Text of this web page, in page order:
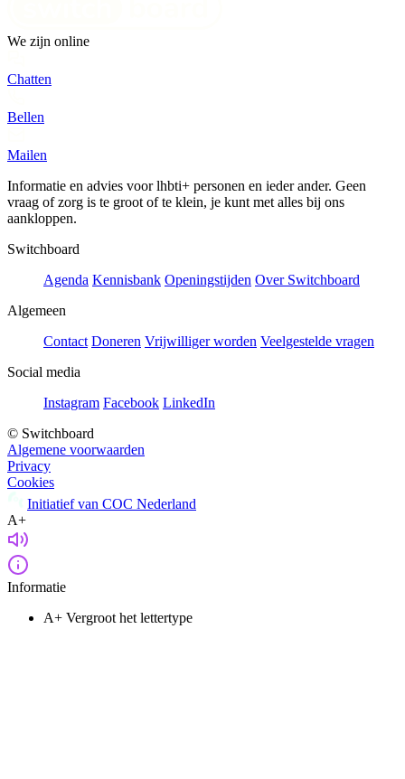
We zijn online
Chatten
Bellen
Mailen
Informatie en advies voor lhbti+ personen en ieder ander. Geen
vraag of zorg is te groot of te klein, je kunt met alles bij ons
aankloppen.
Switchboard
Agenda Kennisbank Openingstijden Over Switchboard
Algemeen
Contact Doneren Vrijwilliger worden Veelgestelde vragen
Social media
Instagram Facebook LinkedIn
© Switchboard
Algemene voorwaarden
Privacy
Cookies
Initiatief van COC Nederland
A+
Informatie
A+ Vergroot het lettertype